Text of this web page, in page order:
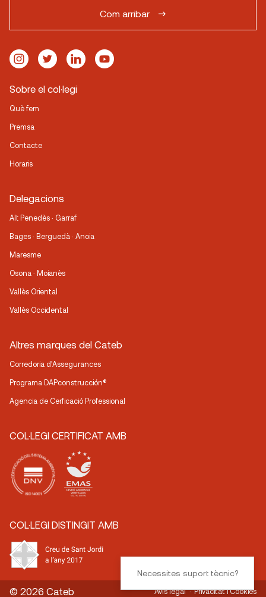
Com arribar
Sobre el col·legi
Què fem
Premsa
Contacte
Horaris
Delegacions
Alt Penedès · Garraf
Bages · Berguedà · Anoia
Maresme
Osona · Moianès
Vallès Oriental
Vallès Occidental
Altres marques del Cateb
Corredoria d’Assegurances
Programa DAPconstrucción®
Agencia de Cerficació Professional
COL·LEGI CERTIFICAT AMB
COL·LEGI DISTINGIT AMB
© 2026 Cateb Avís legal Privacitat i Cookies
Necessites suport tècnic?